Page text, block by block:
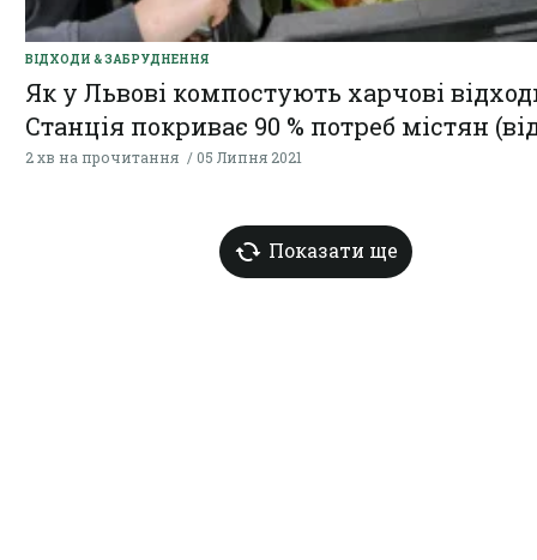
ВІДХОДИ & ЗАБРУДНЕННЯ
Як у Львові компостують харчові
Станція покриває 90 % потреб містян
2 хв на прочитання 05 Липня 2021
Показати ще